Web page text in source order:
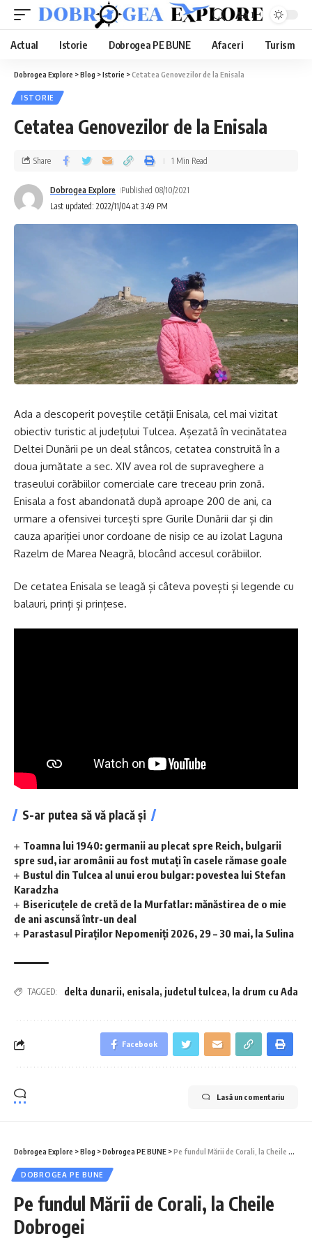
Aa
Actual Istorie Dobrogea PE BUNE Afaceri Turism
Dobrogea Explore >Blog >Istorie >Cetatea Genovezilor de la Enisala
ISTORIE
Cetatea Genovezilor de la Enisala
Last updated: 2022/11/04 at 3:49 PM
Dobrogea Explore Published 08/10/2021
Share 1 Min Read
Ada a descoperit poveștile cetății Enisala, cel mai vizitat
obiectiv turistic al județului Tulcea. Așezată în vecinătatea
Deltei Dunării pe un deal stâncos, cetatea construită în a
doua jumătate a sec. XIV avea rol de supraveghere a
traseului corăbiilor comerciale care treceau prin zonă.
Enisala a fost abandonată după aproape 200 de ani, ca
urmare a ofensivei turcești spre Gurile Dunării dar și din
cauza apariției unor cordoane de nisip ce au izolat Laguna
Razelm de Marea Neagră, blocând accesul corăbiilor.
De cetatea Enisala se leagă și câteva povești și legende cu
balauri, prinți și prințese.
S-ar putea să vă placă și
Toamna lui 1940: germanii au plecat spre Reich, bulgarii
spre sud, iar aromânii au fost mutați în casele rămase goale
Bustul din Tulcea al unui erou bulgar: povestea lui Stefan
Karadzha
Bisericuțele de cretă de la Murfatlar: mănăstirea de o mie
de ani ascunsă într-un deal
Parastasul Piraților Nepomeniți 2026, 29 – 30 mai, la Sulina
TAGGED: delta dunarii, enisala, judetul tulcea, la drum cu Ada
Facebook
Lasă un comentariu
Dobrogea Explore >Blog >Dobrogea PE BUNE >Pe fundul Mării de Corali, la Cheile Dobrogei
DOBROGEA PE BUNE
Pe fundul Mării de Corali, la Cheile
Dobrogei